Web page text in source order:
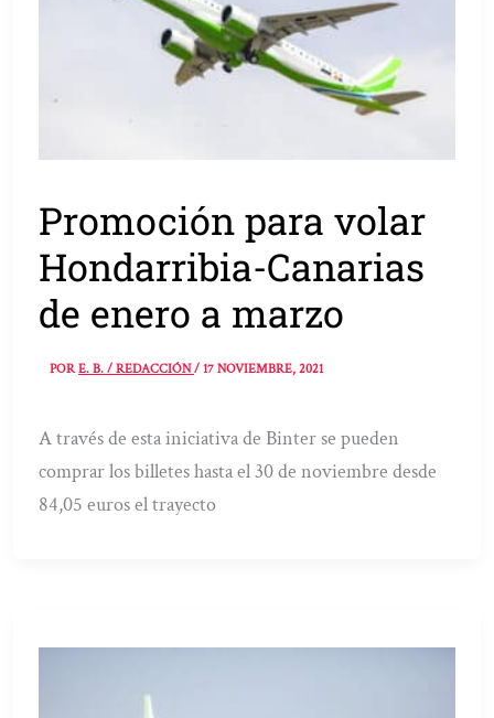
Promoción para volar
Hondarribia-Canarias
de enero a marzo
PORE. B. / REDACCIÓN/17 NOVIEMBRE, 2021
A través de esta iniciativa de Binter se pueden
comprar los billetes hasta el 30 de noviembre desde
84,05 euros el trayecto